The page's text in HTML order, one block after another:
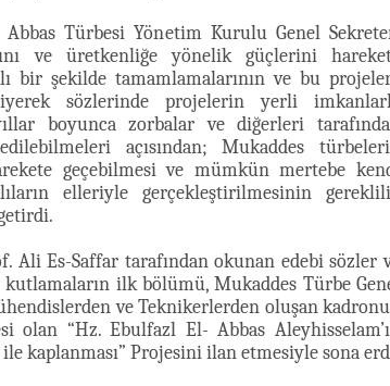
Türbesi Yönetim Kurulu Genel
ve üretkenliğe yönelik güçlerini
bir şekilde tamamlamalarının ve bu
sözlerinde projelerin yerli
boyunca zorbalar ve diğerleri
açısından; Mukaddes
geçebilmesi ve mümkün mertebe
elleriyle gerçekleştirilmesinin
Ali Es-Saffar tarafından okunan edebi sözler
ilk bölümü, Mukaddes Türbe
ve Teknikerlerden oluşan
olan “Hz. Ebulfazl El- Abbas
kaplanması” Projesini ilan etmesiyle sona